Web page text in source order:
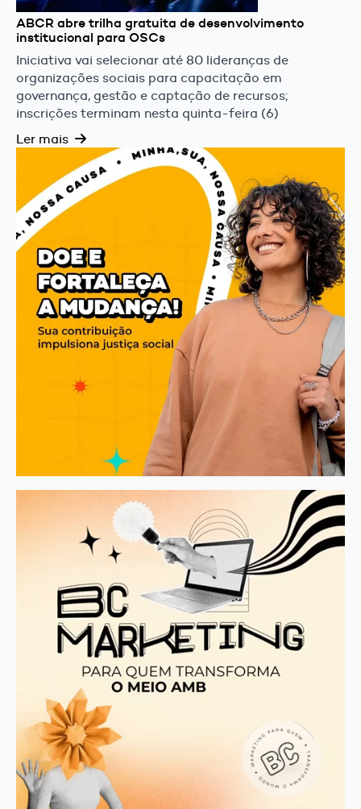
ABCR abre trilha gratuita de desenvolvimento
institucional para OSCs
Iniciativa vai selecionar até 80 lideranças de
organizações sociais para capacitação em
governança, gestão e captação de recursos;
inscrições terminam nesta quinta-feira (6)
Ler mais